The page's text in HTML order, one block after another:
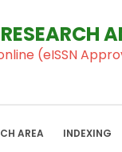
(eISSN
AREA INDEXING